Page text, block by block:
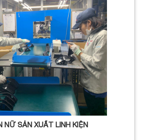
NỮ SẢN XUẤT LINH KIỆN